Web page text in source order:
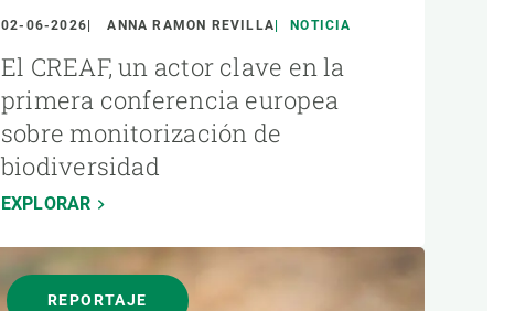
02-06-2026 ANNA RAMON REVILLA NOTICIA
El CREAF, un actor clave en la
primera conferencia europea
sobre monitorización de
biodiversidad
EXPLORAR
REPORTAJE